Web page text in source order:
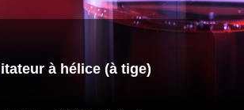
à hélice (à tige)